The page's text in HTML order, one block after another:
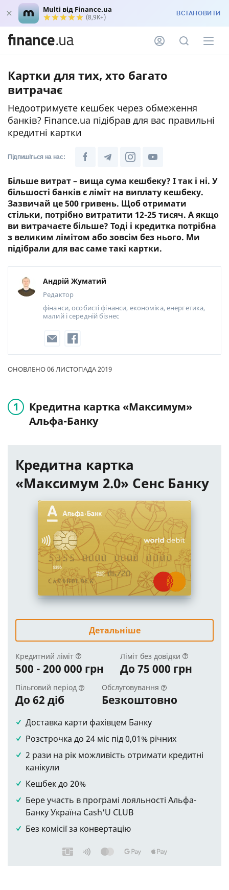
Multi від Finance.ua
(8,9K+) ВСТАНОВИТИ
Картки для тих, хто багато
витрачає
Недоотримуєте кешбек через обмеження
банків? Finance.ua підібрав для вас правильні
кредитні картки
Підпишіться на нас:
Більше витрат – вища сума кешбеку? І так і ні. У
більшості банків є ліміт на виплату кешбеку.
Зазвичай це 500 гривень. Щоб отримати
стільки, потрібно витратити 12-25 тисяч. А якщо
ви витрачаєте більше? Тоді і кредитка потрібна
з великим лімітом або зовсім без нього. Ми
підібрали для вас саме такі картки.
Андрій Жуматий
Редактор
фінанси, особисті фінанси, економіка, енергетика,
малий і середній бізнес
ОНОВЛЕНО 06 ЛИСТОПАДА 2019
Кредитна картка «Максимум»
Альфа-Банку
Кредитна картка
«Максимум 2.0» Сенс Банку
Детальніше
Кредитний ліміт
500 - 200 000 грн
Ліміт без довідки
До 75 000 грн
Пільговий період
До 62 діб
Обслуговування
Безкоштовно
Доставка карти фахівцем Банку
Розстрочка до 24 міс під 0,01% річних
2 рази на рік можливість отримати кредитні
канікули
Кешбек до 20%
Бере участь в програмі лояльності Альфа-
Банку Україна Cash'U CLUB
Без комісії за конвертацію